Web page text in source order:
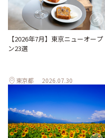
【2026年7月】東京ニューオープ
ン23選
東京都 2026.07.30